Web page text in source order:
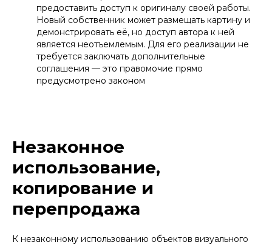
предоставить доступ к оригиналу своей работы.
Новый собственник может размещать картину и
демонстрировать её, но доступ автора к ней
является неотъемлемым. Для его реализации не
требуется заключать дополнительные
соглашения — это правомочие прямо
предусмотрено законом
Незаконное
использование,
копирование и
перепродажа
К незаконному использованию объектов визуального
МОРОЗОВ НИКИТА
АЛЕКСЕЕВИЧ
+7
старший юрист ООО «Афонин, Божор и
партнеры»
руководитель блока регистрации
товарных знаков и промышленных
образцов